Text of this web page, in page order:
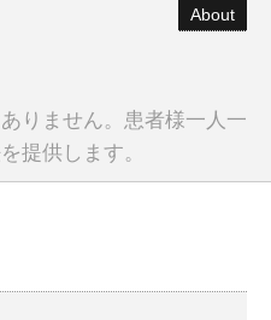
About
りません。患者様一人一
提供します。